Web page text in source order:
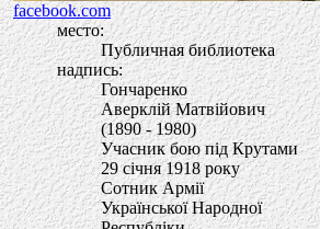
facebook.com
место:
Публичная библиотека
надпись:
Гончаренко
Аверклiй Матвiйович
(1890 - 1980)
Учасник бою пiд Крутами
29 сiчня 1918 року
Сотник Армiї
Української Народної